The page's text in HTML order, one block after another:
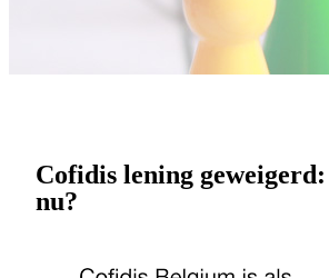
Cofidis lening
nu?